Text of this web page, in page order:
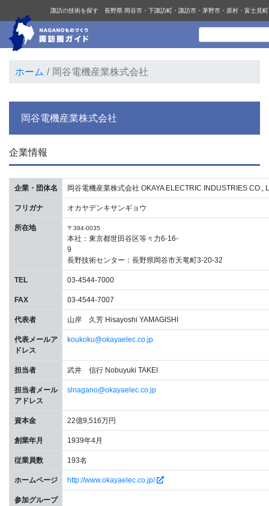
諏訪の技術を探す 長野県 岡谷市・下諏訪町・諏訪市・茅野市・原村・富士見町
ホーム 岡谷電機産業株式会社
岡谷電機産業株式会社
企業情報
企業・団体名 岡谷電機産業株式会社 OKAYA ELECTRIC INDUSTRIES CO.,
フリガナ オカヤデンキサンギョウ
所在地 〒394-0035
本社：東京都世田谷区等々力6-16-
長野技術センター：長野県岡谷市天竜町3-20-32
TEL 03-4544-7000
FAX 03-4544-7007
代表者 山岸 久芳 Hisayoshi YAMAGISHI
代表メールア
ドレス
koukoku@okayaelec.co.jp
担当者 武井 信行 Nobuyuki TAKEI
担当者メール
アドレス
slnagano@okayaelec.co.jp
資本金 22億9,516万円
創業年月 1939年4月
従業員数 193名
ホームページ http://www.okayaelec.co.jp/
参加グループ